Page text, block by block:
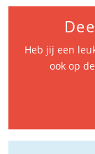
Heb jij een
ook op